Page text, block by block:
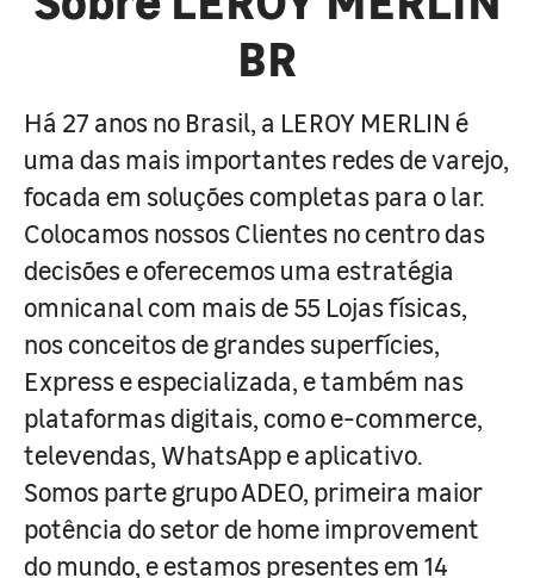
BR
Há 27 anos no Brasil, a LEROY MERLIN é
uma das mais importantes redes de varejo,
focada em soluções completas para o lar.
Colocamos nossos Clientes no centro das
decisões e oferecemos uma estratégia
omnicanal com mais de 55 Lojas físicas,
nos conceitos de grandes superfícies,
Express e especializada, e também nas
plataformas digitais, como e-commerce,
televendas, WhatsApp e aplicativo.
Somos parte grupo ADEO, primeira maior
potência do setor de home improvement
do mundo, e estamos presentes em 14